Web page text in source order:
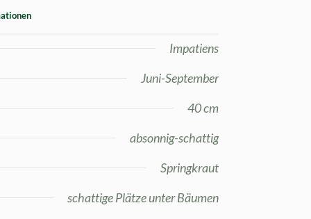
Impatiens
Juni-September
40 cm
absonnig-schattig
Springkraut
schattige Plätze unter Bäumen